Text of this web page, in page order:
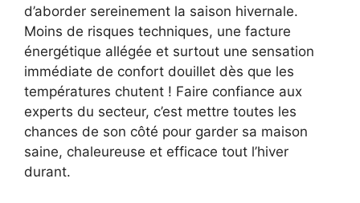
d’aborder sereinement la saison hivernale.
Moins de risques techniques, une facture
énergétique allégée et surtout une sensation
immédiate de confort douillet dès que les
températures chutent ! Faire confiance aux
experts du secteur, c’est mettre toutes les
chances de son côté pour garder sa maison
saine, chaleureuse et efficace tout l’hiver
durant.